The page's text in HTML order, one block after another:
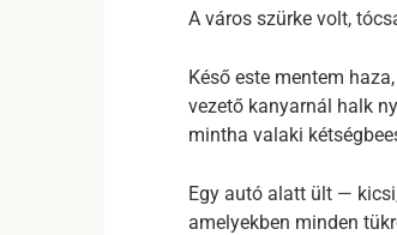
A város szürke volt,
Késő este mentem
vezető kanyarnál halk
mintha valaki
Egy autó alatt ült —
amelyekben minden